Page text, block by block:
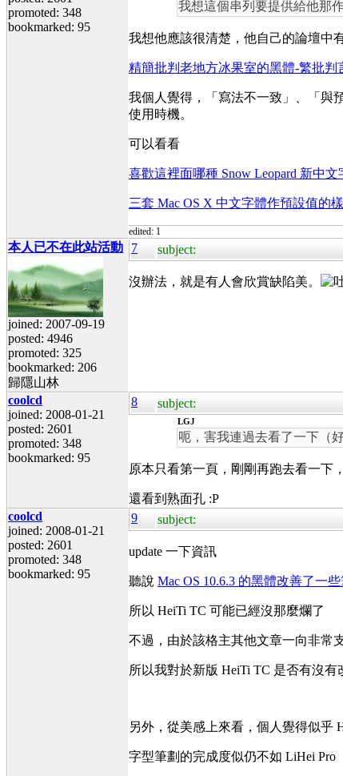
promoted: 348
bookmarked: 95
我想這個串列要提供給他那
我想他應該很清楚，他自己的論壇中
精簡批判老地方冰果室的黑體-繁批判
我個人覺得，「寫法不一致」、「與
使用時機。
可以看看
喜歡這裡面哪種 Snow Leopard 新中文
三套 Mac OS X 中文字體作預設值的
edited: 1
本人已不在此站活動
joined: 2007-09-19
posted: 4946
promoted: 325
bookmarked: 206
歸隱山林
7 subject:
沒辦法，就是有人會欣賞缺陷美。
coolcd
joined: 2008-01-21
posted: 2601
promoted: 348
bookmarked: 95
8 subject:
LGJ
呃，害我連過去看了一下（
原本只看第一頁，剛剛再跑去看一下
還看到熟面孔 :P
coolcd
joined: 2008-01-21
posted: 2601
promoted: 348
bookmarked: 95
9 subject:
update 一下資訊
聽說 Mac OS 10.6.3 的黑體改善了一
所以 HeiTi TC 可能已經沒那麼爛了
不過，由於該格主其他文章一向非常
所以我對於新版 HeiTi TC 是否有沒
另外，從美感上來看，個人覺得似乎
字型筆劃的完成度似仍不如 LiHei Pro